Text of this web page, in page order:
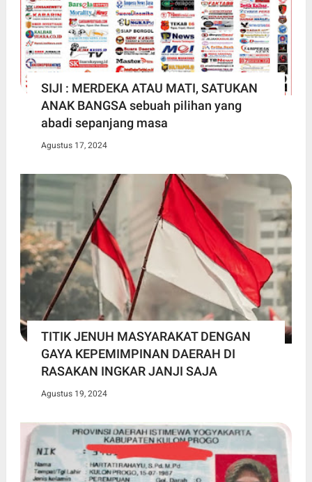
SIJI : MERDEKA ATAU MATI, SATUKAN
ANAK BANGSA sebuah pilihan yang
abadi sepanjang masa
Agustus 17, 2024
TITIK JENUH MASYARAKAT DENGAN
GAYA KEPEMIMPINAN DAERAH DI
RASAKAN INGKAR JANJI SAJA
Agustus 19, 2024